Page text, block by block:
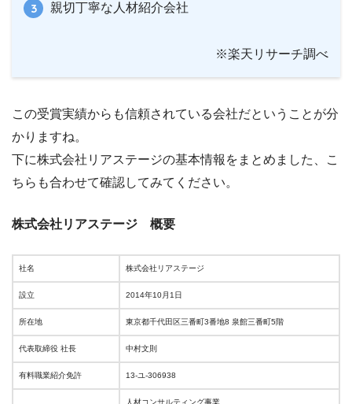
親切丁寧な人材紹介会社
※楽天リサーチ調べ
この受賞実績からも信頼されている会社だということが分
かりますね。
下に株式会社リアステージの基本情報をまとめました、こ
ちらも合わせて確認してみてください。
株式会社リアステージ 概要
社名 株式会社リアステージ
設立 2014年10月1日
所在地 東京都千代田区三番町3番地8 泉館三番町5階
代表取締役 社長 中村文則
有料職業紹介免許 13-ユ-306938